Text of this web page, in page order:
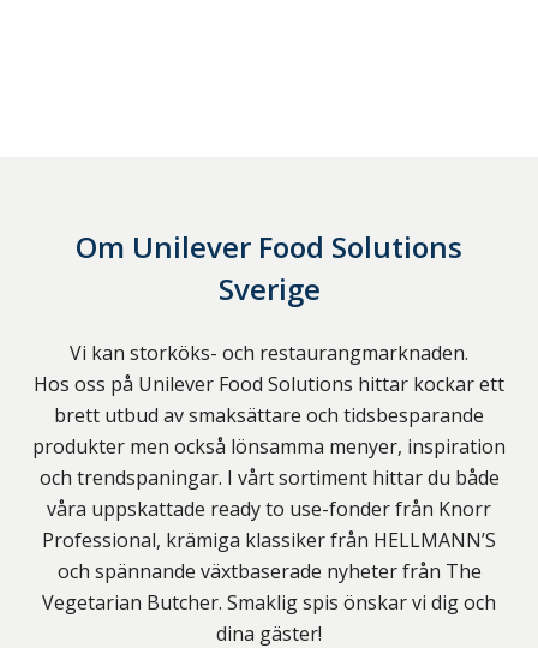
Om Unilever Food Solutions
Sverige
Vi kan storköks- och restaurangmarknaden.
Hos oss på Unilever Food Solutions hittar kockar ett
brett utbud av smaksättare och tidsbesparande
produkter men också lönsamma menyer, inspiration
och trendspaningar. I vårt sortiment hittar du både
våra uppskattade ready to use-fonder från Knorr
Professional, krämiga klassiker från HELLMANN’S
och spännande växtbaserade nyheter från The
Vegetarian Butcher. Smaklig spis önskar vi dig och
dina gäster!